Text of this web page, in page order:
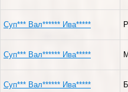
Суп*** Вал****** Ива*****
Суп*** Вал****** Ива*****
Суп*** Вал****** Ива*****